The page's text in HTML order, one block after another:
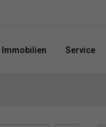
Immobilien Service